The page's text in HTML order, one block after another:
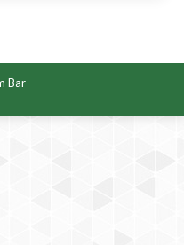
Bar